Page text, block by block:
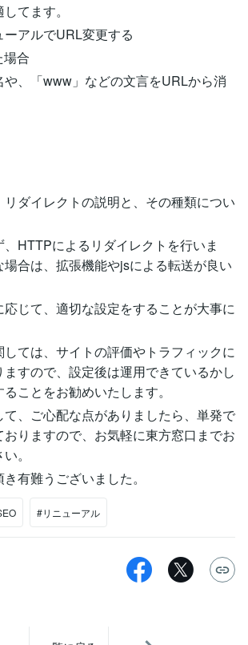
てます。
ーアルでURL変更する
場合
や、「www」などの文言をURLから消
ダイレクトの説明と、その種類につい
HTTPによるリダイレクトを行いま
合は、拡張機能やjsによる転送が良い
じて、適切な設定をすることが大事に
しては、サイトの評価やトラフィックに
すので、設定後は運用できているかし
ことをお勧めいたします。
、ご心配な点がありましたら、単発で
りますので、お気軽に東方窓口までお
。
有難うございました。
#リニューアル